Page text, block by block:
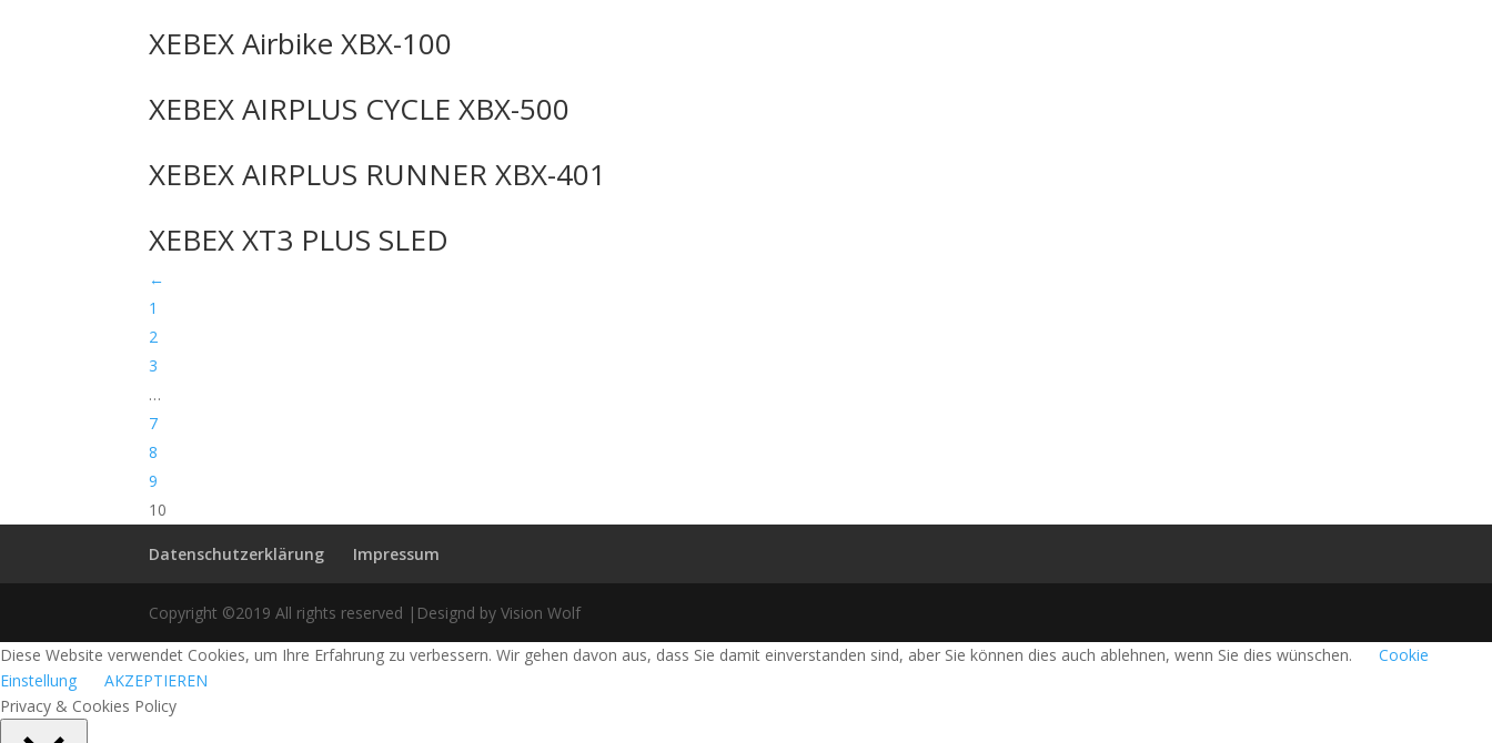
XEBEX Airbike XBX-100
XEBEX AIRPLUS CYCLE XBX-500
XEBEX AIRPLUS RUNNER XBX-401
XEBEX XT3 PLUS SLED
←
1
2
3
…
7
8
9
10
Datenschutzerklärung Impressum
Copyright ©2019 All rights reserved |Designd by Vision Wolf
Diese Website verwendet Cookies, um Ihre Erfahrung zu verbessern. Wir gehen davon aus, dass Sie damit einverstanden sind, aber Sie können dies auch ablehnen, wenn Sie dies wünschen.
Cookie
Einstellung
AKZEPTIEREN
Privacy & Cookies Policy